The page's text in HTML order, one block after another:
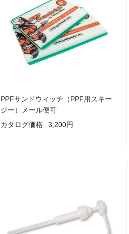
PPFサンドウィッチ（PPF用スキー
ジー）メール便可
カタログ価格
3,200円